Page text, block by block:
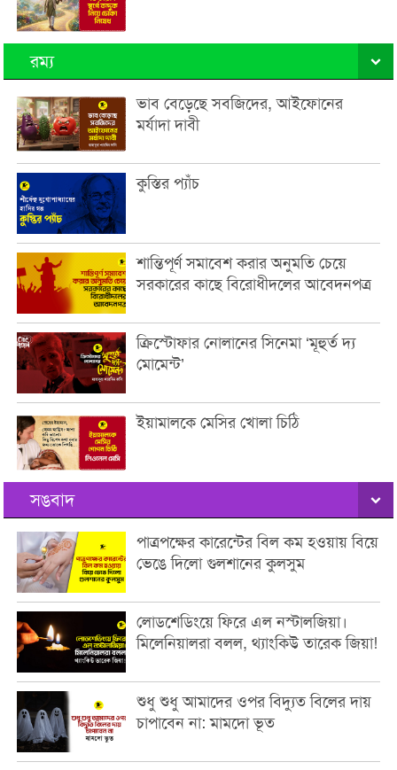
রম্য
ভাব বেড়েছে সবজিদের, আইফোনের
মর্যাদা দাবী
কুস্তির প্যাঁচ
শান্তিপূর্ণ সমাবেশ করার অনুমতি চেয়ে
সরকারের কাছে বিরোধীদলের আবেদনপত্র
ক্রিস্টোফার নোলানের সিনেমা ‘মূহুর্ত দ্য
মোমেন্ট’
ইয়ামালকে মেসির খোলা চিঠি
সঙবাদ
পাত্রপক্ষের কারেন্টের বিল কম হওয়ায় বিয়ে
ভেঙে দিলো গুলশানের কুলসুম
লোডশেডিংয়ে ফিরে এল নস্টালজিয়া।
মিলেনিয়ালরা বলল, থ্যাংকিউ তারেক জিয়া!
শুধু শুধু আমাদের ওপর বিদ্যুত বিলের দায়
চাপাবেন না: মামদো ভূত